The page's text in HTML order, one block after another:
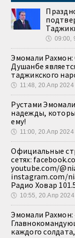
🕔 09:00,
Эмомали
Душанбе
таджикского
🕔 11:48, 20.Апр 2024
Рустами
надежды,
ему!
🕔 11:00, 20.Апр 2024
Официальные
сетях:
youtube.com/
instagram.com/
Радио Ховар
🕔 10:55, 20.Апр 2024
Эмомали
каждого